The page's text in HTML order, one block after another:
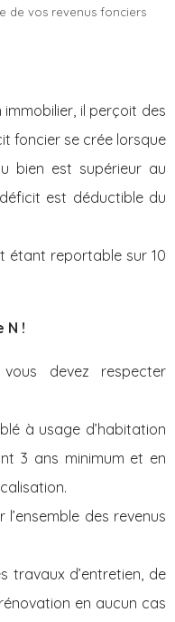
de vos revenus fonciers
il perçoit des
foncier se crée lorsque
bien est supérieur au
est déductible du
étant reportable sur 10
N !
devez respecter
à usage d’habitation
3 ans minimum et en
des revenus
travaux d’entretien, de
en aucun cas